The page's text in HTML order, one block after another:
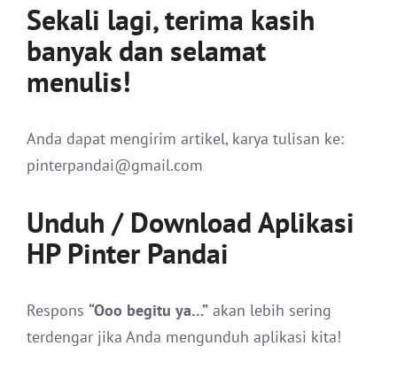
Sekali lagi, terima kasih
banyak dan selamat
menulis!
Anda dapat mengirim artikel, karya tulisan ke:
pinterpandai@gmail.com
Unduh / Download Aplikasi
HP Pinter Pandai
Respons “Ooo begitu ya…” akan lebih sering
terdengar jika Anda mengunduh aplikasi kita!